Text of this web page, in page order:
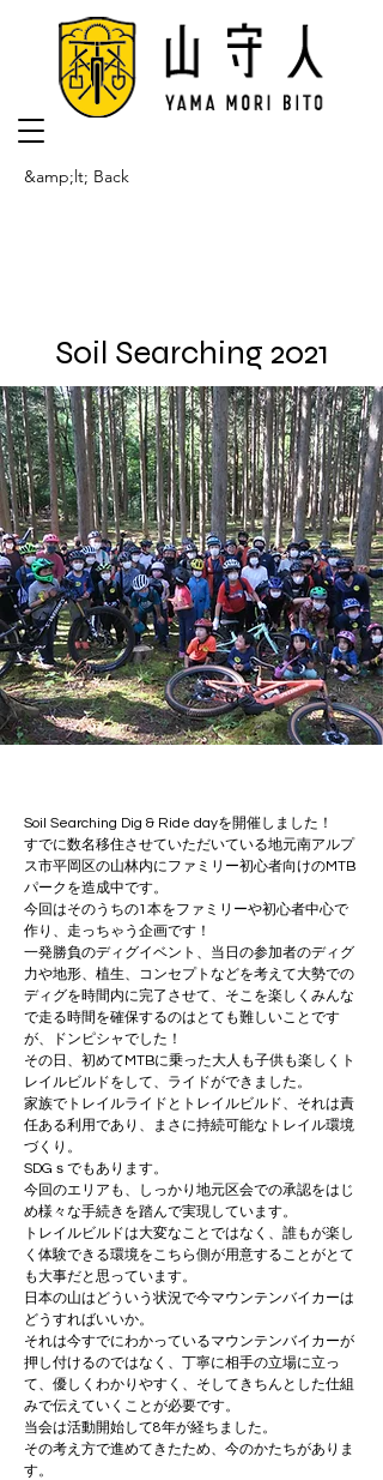
&amp;lt; Back
Soil Searching 2021
Soil Searching Dig & Ride dayを開催しました！
すでに数名移住させていただいている地元南アルプ
ス市平岡区の山林内にファミリー初心者向けのMTB
パークを造成中です。
今回はそのうちの1本をファミリーや初心者中心で
作り、走っちゃう企画です！
一発勝負のディグイベント、当日の参加者のディグ
力や地形、植生、コンセプトなどを考えて大勢での
ディグを時間内に完了させて、そこを楽しくみんな
で走る時間を確保するのはとても難しいことです
が、ドンピシャでした！
その日、初めてMTBに乗った大人も子供も楽しくト
レイルビルドをして、ライドができました。
家族でトレイルライドとトレイルビルド、それは責
任ある利用であり、まさに持続可能なトレイル環境
づくり。
SDGｓでもあります。
今回のエリアも、しっかり地元区会での承認をはじ
め様々な手続きを踏んで実現しています。
トレイルビルドは大変なことではなく、誰もが楽し
く体験できる環境をこちら側が用意することがとて
も大事だと思っています。
日本の山はどういう状況で今マウンテンバイカーは
どうすればいいか。
それは今すでにわかっているマウンテンバイカーが
押し付けるのではなく、丁寧に相手の立場に立っ
て、優しくわかりやすく、そしてきちんとした仕組
みで伝えていくことが必要です。
当会は活動開始して8年が経ちました。
その考え方で進めてきたため、今のかたちがありま
す。